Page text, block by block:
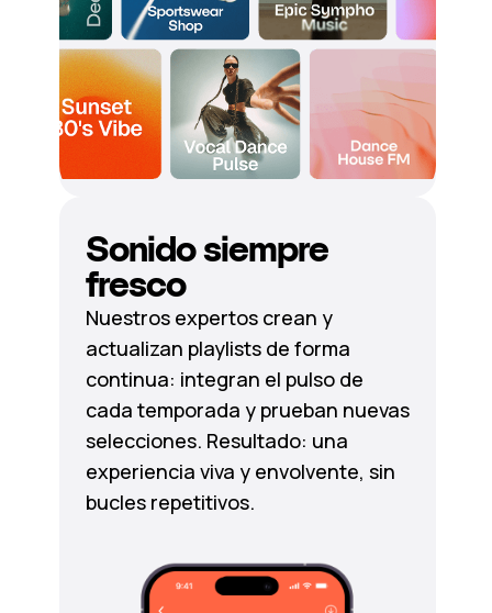
Sonido siempre
fresco
Nuestros expertos crean y
actualizan playlists de forma
continua: integran el pulso de
cada temporada y prueban nuevas
selecciones. Resultado: una
experiencia viva y envolvente, sin
bucles repetitivos.